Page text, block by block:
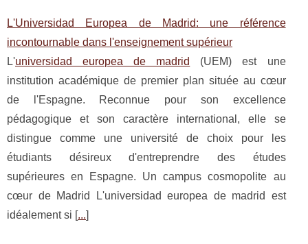
L'Universidad Europea de Madrid: une référence
incontournable dans l'enseignement supérieur
L'universidad europea de madrid
(UEM) est une
institution académique de premier plan située au cœur
de l'Espagne. Reconnue pour son excellence
pédagogique et son caractère international, elle se
distingue comme une université de choix pour les
étudiants désireux d'entreprendre des études
supérieures en Espagne. Un campus cosmopolite au
cœur de Madrid L'universidad europea de madrid est
idéalement si [...]